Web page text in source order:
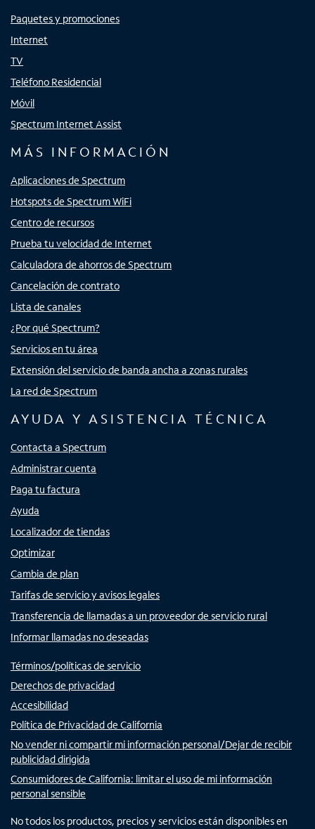
Paquetes y promociones
Internet
TV
Teléfono Residencial
Móvil
Spectrum Internet Assist
MÁS INFORMACIÓN
Aplicaciones de Spectrum
Hotspots de Spectrum WiFi
Centro de recursos
Prueba tu velocidad de Internet
Calculadora de ahorros de Spectrum
Cancelación de contrato
Lista de canales
¿Por qué Spectrum?
Servicios en tu área
Extensión del servicio de banda ancha a zonas rurales
La red de Spectrum
AYUDA Y ASISTENCIA TÉCNICA
Contacta a Spectrum
Administrar cuenta
Paga tu factura
Ayuda
Localizador de tiendas
Optimizar
Cambia de plan
Tarifas de servicio y avisos legales
Transferencia de llamadas a un proveedor de servicio rural
Informar llamadas no deseadas
Términos/políticas de servicio
Derechos de privacidad
Accesibilidad
Política de Privacidad de California
No vender ni compartir mi información personal/Dejar de recibir
publicidad dirigida
Consumidores de California: limitar el uso de mi información
personal sensible
No todos los productos, precios y servicios están disponibles en